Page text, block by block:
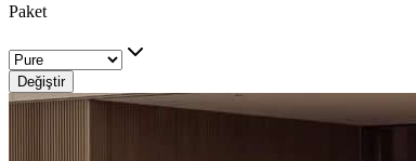
Paket
Değiştir